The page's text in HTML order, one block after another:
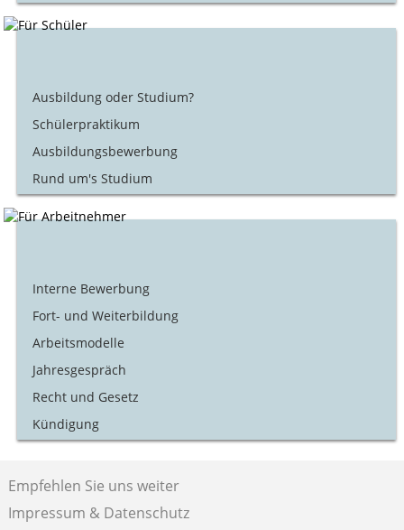
Ausbildung oder Studium?
Schülerpraktikum
Ausbildungsbewerbung
Rund um's Studium
Interne Bewerbung
Fort- und Weiterbildung
Arbeitsmodelle
Jahresgespräch
Recht und Gesetz
Kündigung
Empfehlen Sie uns weiter
Impressum & Datenschutz